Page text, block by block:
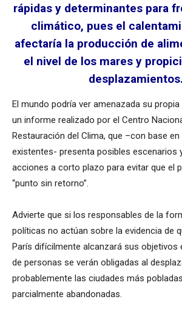
rápidas y determinantes para
climático, pues el
afectaría la producción de
el nivel de los mares y
desplazamientos.
El mundo podría ver amenazada su
un informe realizado por el Centro
Restauración del Clima, que –con base
existentes- presenta posibles escenarios
acciones a corto plazo para evitar que el
“punto sin retorno”.
Advierte que si los responsables de la
políticas no actúan sobre la evidencia de
París difícilmente alcanzará sus objetivos
de personas se verán obligadas al
probablemente las ciudades más
parcialmente abandonadas.